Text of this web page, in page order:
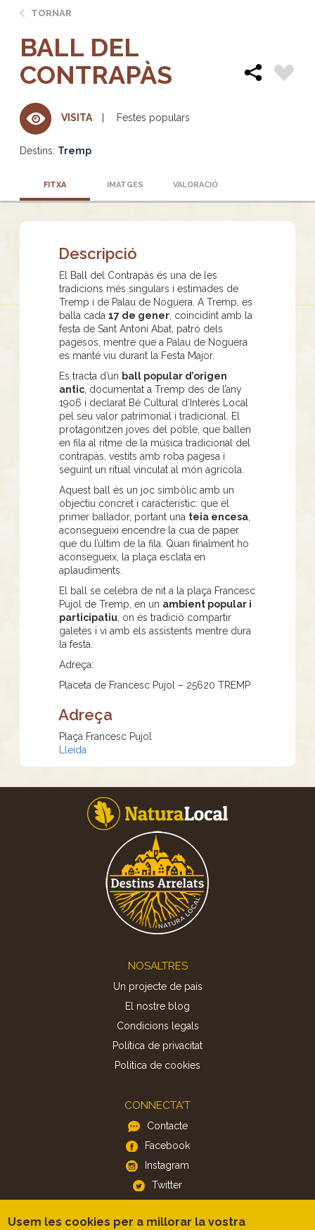
TORNAR
BALL DEL
CONTRAPÀS
VISITA Festes populars
Destins: Tremp
FITXA IMATGES VALORACIÓ
Descripció
El Ball del Contrapàs és una de les
tradicions més singulars i estimades de
Tremp i de Palau de Noguera. A Tremp, es
balla cada 17 de gener , coincidint amb la
festa de Sant Antoni Abat, patró dels
pagesos, mentre que a Palau de Noguera
es manté viu durant la Festa Major.
Es tracta d’un ball popular d’origen
antic , documentat a Tremp des de l’any
1906 i declarat Bé Cultural d’Interès Local
pel seu valor patrimonial i tradicional. El
protagonitzen joves del poble, que ballen
en fila al ritme de la música tradicional del
contrapàs, vestits amb roba pagesa i
seguint un ritual vinculat al món agrícola.
Aquest ball és un joc simbòlic amb un
objectiu concret i característic: que el
primer ballador, portant una teia encesa
aconsegueixi encendre la cua de paper
que du l’últim de la fila. Quan finalment ho
aconsegueix, la plaça esclata en
aplaudiments.
El ball se celebra de nit a la plaça Francesc
Pujol de Tremp, en un ambient popular i
participatiu , on és tradició compartir
galetes i vi amb els assistents mentre dura
la festa.
Adreça:
Placeta de Francesc Pujol – 25620 TREMP
Adreça
Plaça Francesc Pujol
Lleida
NOSALTRES
Un projecte de país
El nostre blog
Condicions legals
Política de privacitat
Politica de cookies
CONNECTA'T
Contacte
Facebook
Instagram
Twitter
APP
Usem les cookies per a millorar la vostra